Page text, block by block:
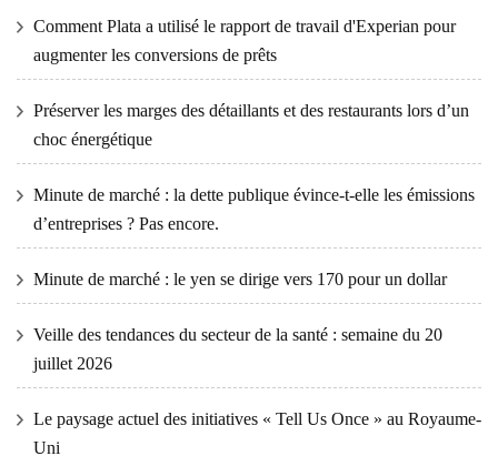
Comment Plata a utilisé le rapport de travail d'Experian pour
augmenter les conversions de prêts
Préserver les marges des détaillants et des restaurants lors d’un
choc énergétique
Minute de marché : la dette publique évince-t-elle les émissions
d’entreprises ? Pas encore.
Minute de marché : le yen se dirige vers 170 pour un dollar
Veille des tendances du secteur de la santé : semaine du 20
juillet 2026
Le paysage actuel des initiatives « Tell Us Once » au Royaume-
Uni